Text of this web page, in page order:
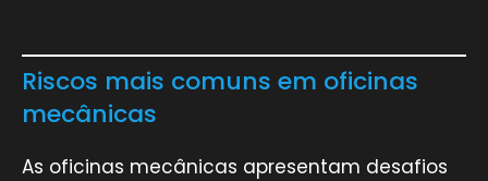
Riscos mais comuns em oficinas
mecânicas
As oficinas mecânicas apresentam desafios